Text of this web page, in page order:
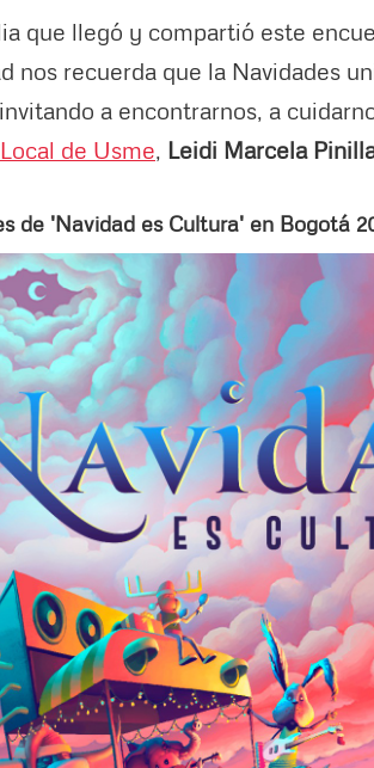
que llegó y compartió este
nos recuerda que la Navidades
a encontrarnos, a
de Usme Leidi Marcela
de 'Navidad es Cultura' en Bogotá